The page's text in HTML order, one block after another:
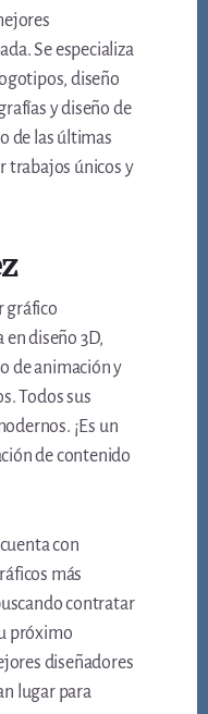
Se especializa
diseño
y diseño de
de las últimas
trabajos únicos y
gráfico
en diseño 3D,
de animación y
Todos sus
¡Es un
de contenido
con
más
contratar
próximo
diseñadores
lugar para